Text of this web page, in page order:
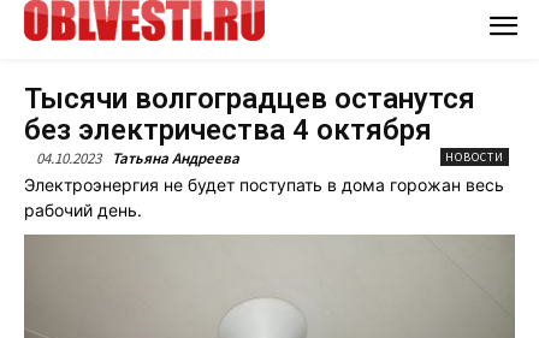
Тысячи волгоградцев останутся
без электричества 4 октября
04.10.2023 Татьяна Андреева НОВОСТИ
Электроэнергия не будет поступать в дома горожан весь
рабочий день.